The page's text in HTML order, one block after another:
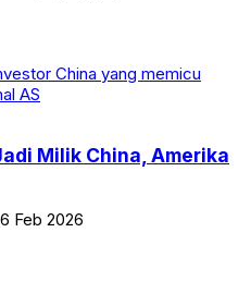
Milik China, Amerika
Feb 2026